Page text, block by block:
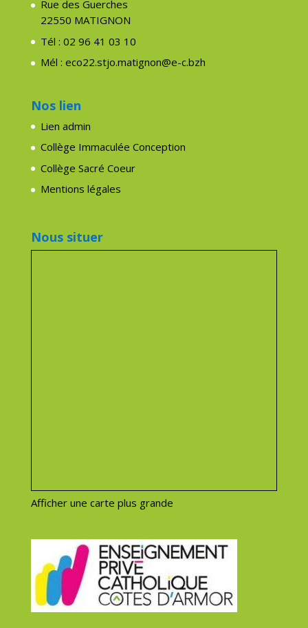
Rue des Guerches
22550 MATIGNON
Tél : 02 96 41 03 10
Mél : eco22.stjo.matignon@e-c.bzh
Nos lien
Lien admin
Collège Immaculée Conception
Collège Sacré Coeur
Mentions légales
Nous situer
Afficher une carte plus grande